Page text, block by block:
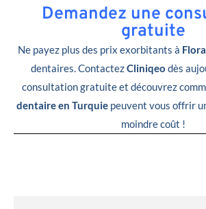
Demandez une
gratuite
Ne payez plus des prix exorbitants à
dentaires. ContactezCliniqeo dès
consultation gratuite et découvrez
dentaire en Turquie peuvent vous offrir
moindre coût !